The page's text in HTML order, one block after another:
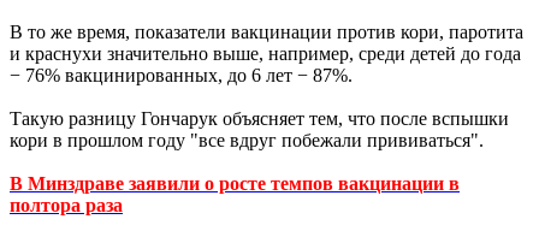
В то же время, показатели вакцинации против кори, паротита
и краснухи значительно выше, например, среди детей до года
− 76% вакцинированных, до 6 лет − 87%.
Такую разницу Гончарук объясняет тем, что после вспышки
кори в прошлом году "все вдруг побежали прививаться".
В Минздраве заявили о росте темпов вакцинации в
полтора раза